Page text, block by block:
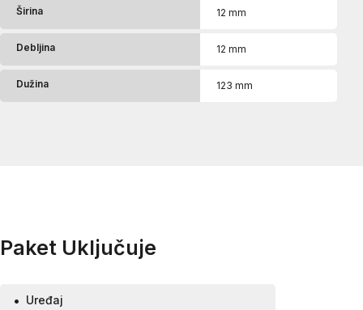
Širina 12 mm
Debljina 12 mm
Dužina 123 mm
Paket Uključuje
Uređaj